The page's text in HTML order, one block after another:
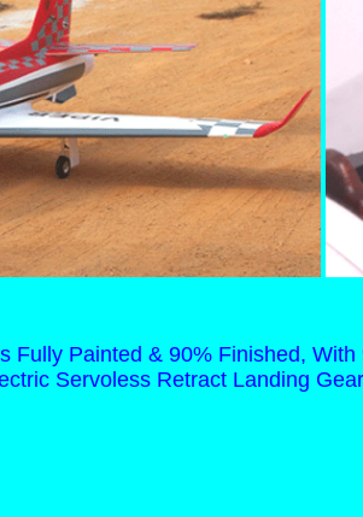
Painted & 90% Finished,
Servoless Retract Landing